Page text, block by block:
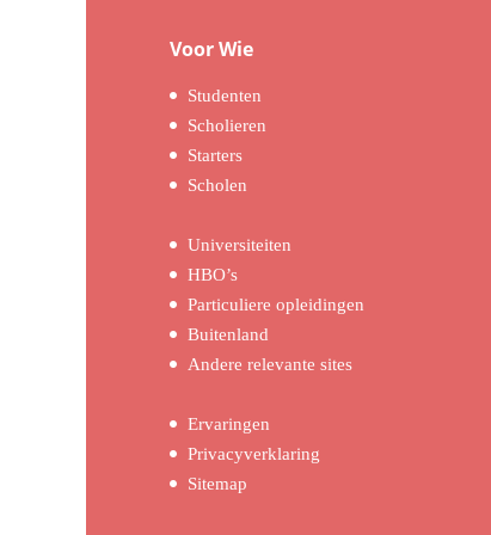
Voor Wie
Studenten
Scholieren
Starters
Scholen
Universiteiten
HBO’s
Particuliere opleidingen
Buitenland
Andere relevante sites
Ervaringen
Privacyverklaring
Sitemap